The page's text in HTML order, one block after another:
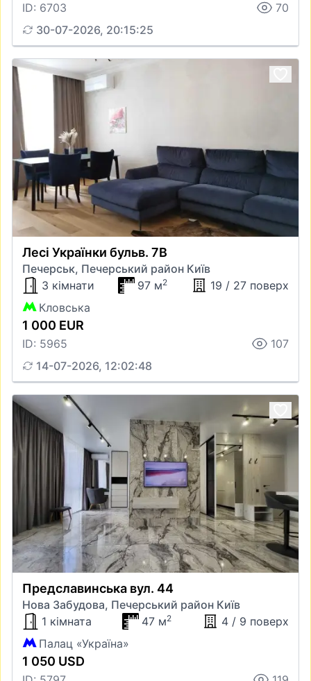
ID: 6703
70
30-07-2026, 20:15:25
Лесі Українки бульв. 7В
Печерськ, Печерський район Київ
3 кімнати
97 м2
19 / 27 поверх
Кловська
1 000 EUR
ID: 5965
107
14-07-2026, 12:02:48
Предславинська вул. 44
Нова Забудова, Печерський район Київ
1 кімната
47 м2
4 / 9 поверх
Палац «Україна»
1 050 USD